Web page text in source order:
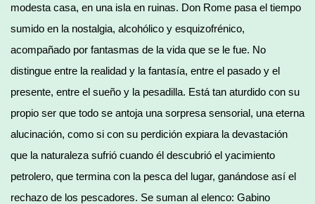
modesta casa, en una isla en ruinas. Don Rome pasa el tiempo
sumido en la nostalgia, alcohólico y esquizofrénico,
acompañado por fantasmas de la vida que se le fue. No
distingue entre la realidad y la fantasía, entre el pasado y el
presente, entre el sueño y la pesadilla. Está tan aturdido con su
propio ser que todo se antoja una sorpresa sensorial, una eterna
alucinación, como si con su perdición expiara la devastación
que la naturaleza sufrió cuando él descubrió el yacimiento
petrolero, que termina con la pesca del lugar, ganándose así el
rechazo de los pescadores. Se suman al elenco: Gabino